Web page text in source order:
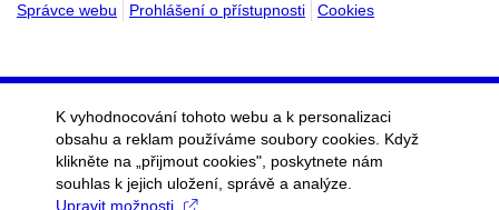
Správce webu
Prohlášení o přístupnosti Cookies
K vyhodnocování tohoto webu a k personalizaci
obsahu a reklam používáme soubory cookies. Když
klikněte na „přijmout cookies", poskytnete nám
souhlas k jejich uložení, správě a analýze.
Upravit možnosti